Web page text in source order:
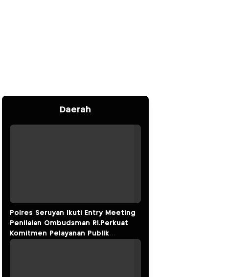
Daerah
Polres Seruyan Ikuti Entry Meeting
Penilaian Ombudsman RI,Perkuat
Komitmen Pelayanan Publik
Berkualitas.